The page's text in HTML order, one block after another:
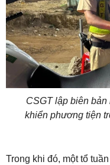
CSGT lập biên
khiển phương tiện
Trong khi đó, một tổ